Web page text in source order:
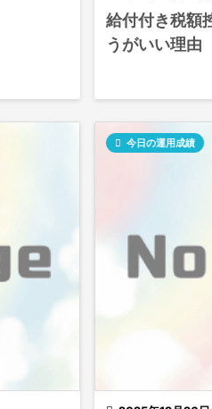
給付付き税額
うがいい理由
 今日の運用成績